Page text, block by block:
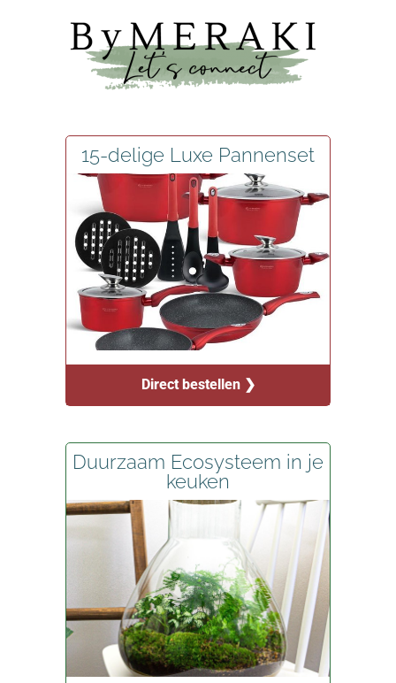
15-delige Luxe Pannenset
Direct bestellen ❯
Duurzaam Ecosysteem in je
keuken